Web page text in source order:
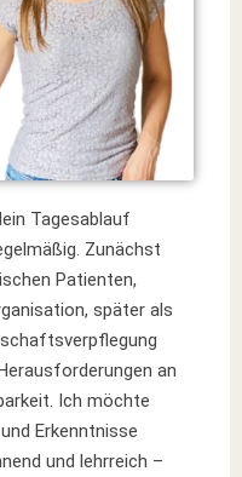
Tagesablauf
Zunächst
Patienten,
später als
an
Ich möchte
Erkenntnisse
und lehrreich –